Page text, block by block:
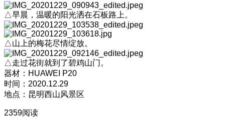
△早晨，温暖的阳光洒在石板路上。
△山上的梅花尽情绽放。
△走过花街就到了碧鸡山门。
器材：HUAWEI P20
时间：2020.12.29
地点：昆明西山风景区
2359阅读